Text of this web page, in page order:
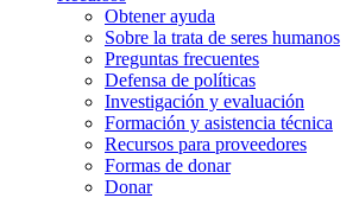
Obtener ayuda
Sobre la trata de seres humanos
Preguntas frecuentes
Defensa de políticas
Investigación y evaluación
Formación y asistencia técnica
Recursos para proveedores
Formas de donar
Donar